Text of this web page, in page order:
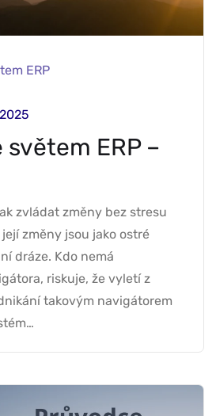
ERP
ERP –
zvládat změny bez stresu
změny jsou jako ostré
dráze. Kdo nemá
riskuje, že vyletí z
takovým navigátorem